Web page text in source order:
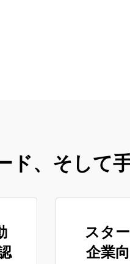
ド、そして
スタ
企業